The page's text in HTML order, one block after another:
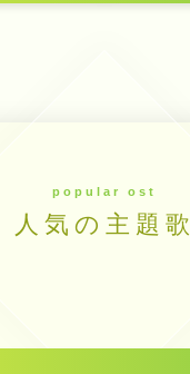
popular ost
人気の主題歌